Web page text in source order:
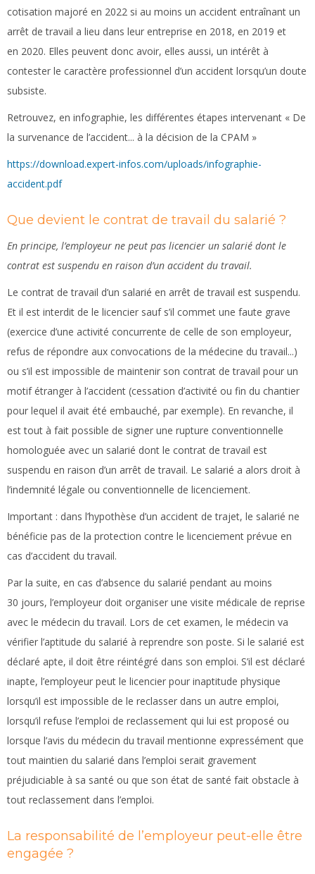
cotisation majoré en 2022 si au moins un accident entraînant un
arrêt de travail a lieu dans leur entreprise en 2018, en 2019 et
en 2020. Elles peuvent donc avoir, elles aussi, un intérêt à
contester le caractère professionnel d’un accident lorsqu’un doute
subsiste.
Retrouvez, en infographie, les différentes étapes intervenant « De
la survenance de l’accident... à la décision de la CPAM »
https://download.expert-infos.com/uploads/infographie-
accident.pdf
Que devient le contrat de travail du salarié ?
En principe, l’employeur ne peut pas licencier un salarié dont le
contrat est suspendu en raison d’un accident du travail.
Le contrat de travail d’un salarié en arrêt de travail est suspendu.
Et il est interdit de le licencier sauf s’il commet une faute grave
(exercice d’une activité concurrente de celle de son employeur,
refus de répondre aux convocations de la médecine du travail...)
ou s’il est impossible de maintenir son contrat de travail pour un
motif étranger à l’accident (cessation d’activité ou fin du chantier
pour lequel il avait été embauché, par exemple). En revanche, il
est tout à fait possible de signer une rupture conventionnelle
homologuée avec un salarié dont le contrat de travail est
suspendu en raison d’un arrêt de travail. Le salarié a alors droit à
l’indemnité légale ou conventionnelle de licenciement.
Important : dans l’hypothèse d’un accident de trajet, le salarié ne
bénéficie pas de la protection contre le licenciement prévue en
cas d’accident du travail.
Par la suite, en cas d’absence du salarié pendant au moins
30 jours, l’employeur doit organiser une visite médicale de reprise
avec le médecin du travail. Lors de cet examen, le médecin va
vérifier l’aptitude du salarié à reprendre son poste. Si le salarié est
déclaré apte, il doit être réintégré dans son emploi. S’il est déclaré
inapte, l’employeur peut le licencier pour inaptitude physique
lorsqu’il est impossible de le reclasser dans un autre emploi,
lorsqu’il refuse l’emploi de reclassement qui lui est proposé ou
lorsque l’avis du médecin du travail mentionne expressément que
tout maintien du salarié dans l’emploi serait gravement
préjudiciable à sa santé ou que son état de santé fait obstacle à
tout reclassement dans l’emploi.
La responsabilité de l’employeur peut-elle être
engagée ?